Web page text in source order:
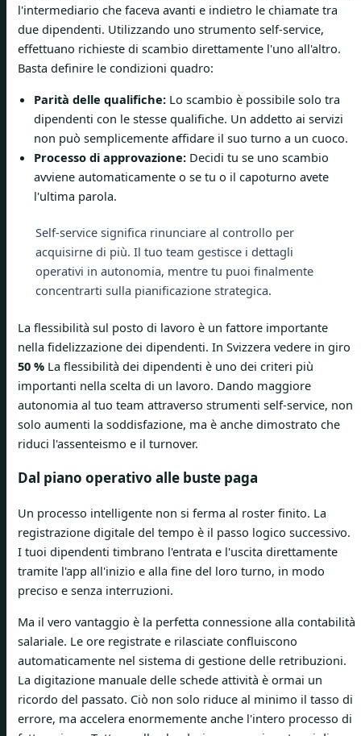
l'intermediario che faceva avanti e indietro le chiamate tra
due dipendenti. Utilizzando uno strumento self-service,
effettuano richieste di scambio direttamente l'uno all'altro.
Basta definire le condizioni quadro:
Parità delle qualifiche: Lo scambio è possibile solo tra
dipendenti con le stesse qualifiche. Un addetto ai servizi
non può semplicemente affidare il suo turno a un cuoco.
Processo di approvazione: Decidi tu se uno scambio
avviene automaticamente o se tu o il capoturno avete
l'ultima parola.
Self-service significa rinunciare al controllo per
acquisirne di più. Il tuo team gestisce i dettagli
operativi in ​​autonomia, mentre tu puoi finalmente
concentrarti sulla pianificazione strategica.
La flessibilità sul posto di lavoro è un fattore importante
nella fidelizzazione dei dipendenti. In Svizzera vedere in giro
50 % La flessibilità dei dipendenti è uno dei criteri più
importanti nella scelta di un lavoro. Dando maggiore
autonomia al tuo team attraverso strumenti self-service, non
solo aumenti la soddisfazione, ma è anche dimostrato che
riduci l'assenteismo e il turnover.
Dal piano operativo alle buste paga
Un processo intelligente non si ferma al roster finito. La
registrazione digitale del tempo è il passo logico successivo.
I tuoi dipendenti timbrano l'entrata e l'uscita direttamente
tramite l'app all'inizio e alla fine del loro turno, in modo
preciso e senza interruzioni.
Ma il vero vantaggio è la perfetta connessione alla contabilità
salariale. Le ore registrate e rilasciate confluiscono
automaticamente nel sistema di gestione delle retribuzioni.
La digitazione manuale delle schede attività è ormai un
ricordo del passato. Ciò non solo riduce al minimo il tasso di
errore, ma accelera enormemente anche l'intero processo di